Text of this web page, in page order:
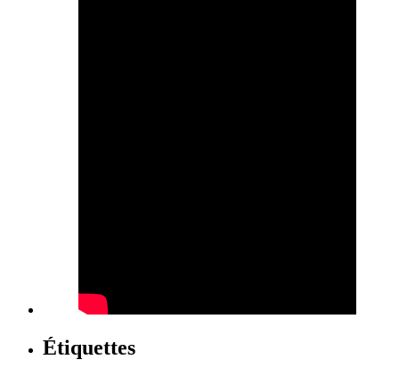
Étiquettes